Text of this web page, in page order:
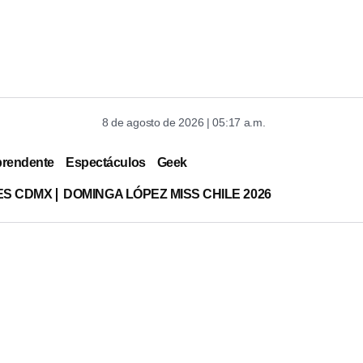
8 de agosto de 2026 | 05:17 a.m.
Espectáculos Geek
CDMX DOMINGA LÓPEZ MISS CHILE 2026